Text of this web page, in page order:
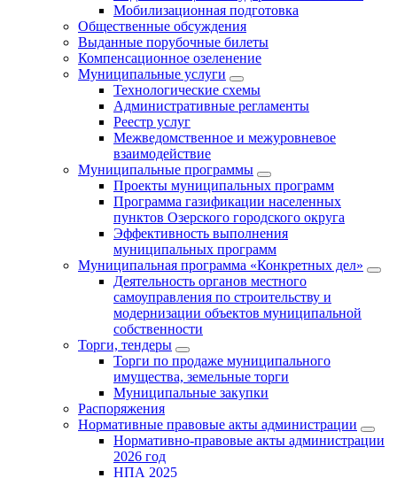
Мобилизационная подготовка
Общественные обсуждения
Выданные порубочные билеты
Компенсационное озеленение
Муниципальные услуги
Технологические схемы
Административные регламенты
Реестр услуг
Межведомственное и межуровневое
взаимодействие
Муниципальные программы
Проекты муниципальных программ
Программа газификации населенных
пунктов Озерского городского округа
Эффективность выполнения
муниципальных программ
Муниципальная программа «Конкретных дел»
Деятельность органов местного
самоуправления по строительству и
модернизации объектов муниципальной
собственности
Торги, тендеры
Торги по продаже муниципального
имущества, земельные торги
Муниципальные закупки
Распоряжения
Нормативные правовые акты администрации
Нормативно-правовые акты администрации
2026 год
НПА 2025